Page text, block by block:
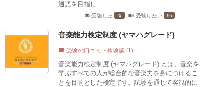
通語を目指し...
school 受験した 37 menu_book 受験したい 55
音楽能力検定制度 (ヤマハグレード)
chat_bubble 受験の口コミ・体験談 (1)
音楽能力検定制度 (ヤマハグレード) とは、音楽を
学ぶすべての人が総合的な音楽力を身につけるこ
とを目的とした検定です。試験を通じて客観的に